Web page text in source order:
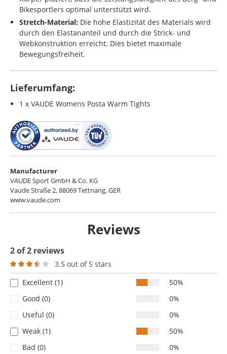
Bikesportlers optimal unterstützt wird.
Stretch-Material: Die hohe Elastizität des Materials wird
durch den Elastananteil und durch die Strick- und
Webkonstruktion erreicht. Dies bietet maximale
Bewegungsfreiheit.
Lieferumfang:
1 x VAUDE Womens Posta Warm Tights
Manufacturer
VAUDE Sport GmbH & Co. KG
Vaude Straße 2, 88069 Tettnang, GER
www.vaude.com
Reviews
2 of 2 reviews
Average rating of 3.5 out of 5 stars
3.5 out of 5 stars
Excellent (1)
50%
Good (0)
0%
Useful (0)
0%
Weak (1)
50%
Bad (0)
0%